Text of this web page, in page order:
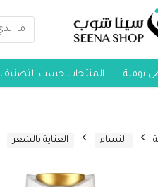
يومية المنتجات حسب التصنيف
النساء العناية بالشعر